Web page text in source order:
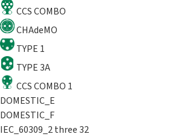
CCS COMBO
CHAdeMO
TYPE 1
TYPE 3A
CCS COMBO 1
DOMESTIC_E
DOMESTIC_F
IEC_60309_2 three 32